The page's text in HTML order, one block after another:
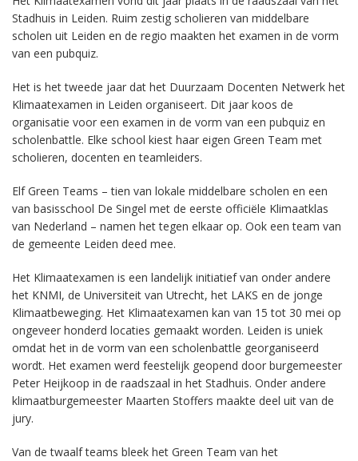
Stadhuis in Leiden. Ruim zestig scholieren van middelbare
scholen uit Leiden en de regio maakten het examen in de vorm
van een pubquiz.
Het is het tweede jaar dat het Duurzaam Docenten Netwerk het
Klimaatexamen in Leiden organiseert. Dit jaar koos de
organisatie voor een examen in de vorm van een pubquiz en
scholenbattle. Elke school kiest haar eigen Green Team met
scholieren, docenten en teamleiders.
Elf Green Teams – tien van lokale middelbare scholen en een
van basisschool De Singel met de eerste officiële Klimaatklas
van Nederland – namen het tegen elkaar op. Ook een team van
de gemeente Leiden deed mee.
Het Klimaatexamen is een landelijk initiatief van onder andere
het KNMI, de Universiteit van Utrecht, het LAKS en de jonge
Klimaatbeweging. Het Klimaatexamen kan van 15 tot 30 mei op
ongeveer honderd locaties gemaakt worden. Leiden is uniek
omdat het in de vorm van een scholenbattle georganiseerd
wordt. Het examen werd feestelijk geopend door burgemeester
Peter Heijkoop in de raadszaal in het Stadhuis. Onder andere
klimaatburgemeester Maarten Stoffers maakte deel uit van de
jury.
Van de twaalf teams bleek het Green Team van het